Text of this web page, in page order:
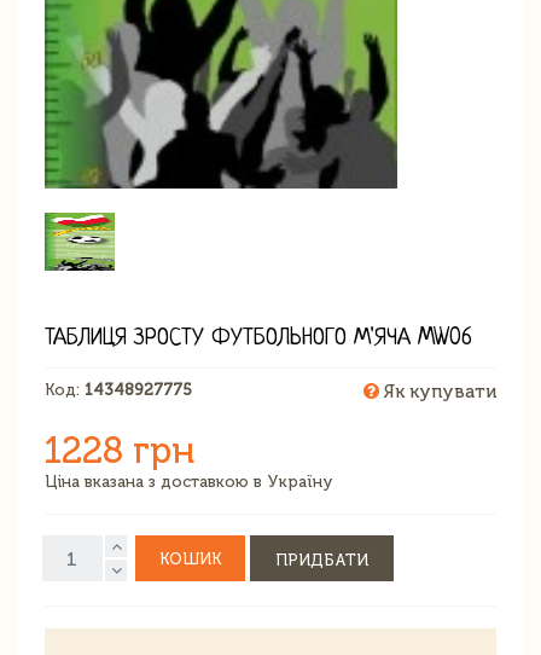
ТАБЛИЦЯ ЗРОСТУ ФУТБОЛЬНОГО М'ЯЧА MW06
Код: 14348927775 Як купувати
1228 грн
Ціна вказана з доставкою в Україну
КОШИК ПРИДБАТИ